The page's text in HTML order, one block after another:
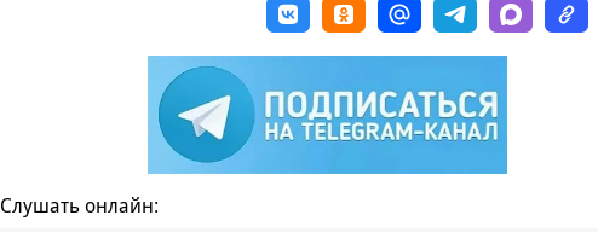
Слушать онлайн: